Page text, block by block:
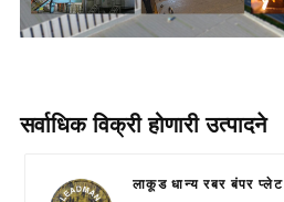
सर्वाधिक विक्री होणारी उत्पादने
लाकूड धान्य रबर बंपर प्लेट